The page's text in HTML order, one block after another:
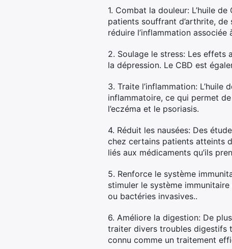
1. Combat la douleur: L’huile
patients souffrant d’arthrite,
réduire l’inflammation associée
2. Soulage le stress: Les effets
la dépression. Le CBD est
3. Traite l’inflammation:
inflammatoire, ce qui permet
l’eczéma et le psoriasis.
4. Réduit les nausées: Des
chez certains patients atteints
liés aux médicaments qu’ils
5. Renforce le système
stimuler le système
ou bactéries invasives..
6. Améliore la digestion: De
traiter divers troubles digestifs
connu comme un traitement